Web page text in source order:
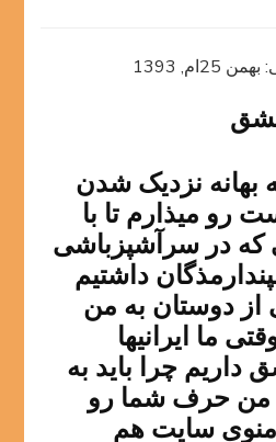
های
عشق
1393
بهانه نزدیک شدن
رو میذارم تا با
که در سرآشپزباشی
داشتیم
از دوستان به من
ما ایرانیها
چرا باید به
من حرف شما رو
سایت هم